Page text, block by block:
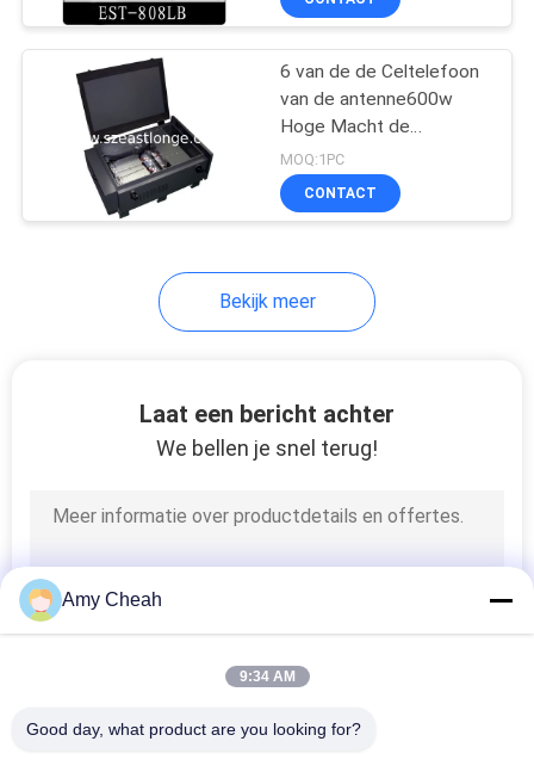
Macht
6 van de de Celtelefoon
van de antenne600w
Hoge Macht de
Stoorzendergsm/3G/WIFI/het
Signaalblocker van 4G
LTE
MOQ:1PC
CONTACT
Bekijk meer
Laat een bericht achter
We bellen je snel terug!
Amy Cheah
9:34 AM
Good day, what product are you looking for?